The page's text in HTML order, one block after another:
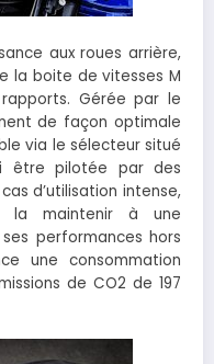
aux roues arrière,
la boite de vitesses M
Gérée par le
de façon optimale
via le sélecteur situé
être pilotée par des
d’utilisation intense,
la maintenir à une
performances hors
une consommation
de CO2 de 197